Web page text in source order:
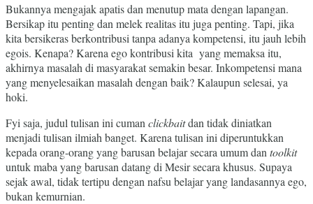
Bukannya mengajak apatis dan menutup mata dengan lapangan.
Bersikap itu penting dan melek realitas itu juga penting. Tapi, jika
kita bersikeras berkontribusi tanpa adanya kompetensi, itu jauh lebih
egois. Kenapa? Karena ego kontribusi kita yang memaksa itu,
akhirnya masalah di masyarakat semakin besar. Inkompetensi mana
yang menyelesaikan masalah dengan baik? Kalaupun selesai, ya
hoki.
Fyi saja, judul tulisan ini cuman clickbaitdan tidak diniatkan
menjadi tulisan ilmiah banget. Karena tulisan ini diperuntukkan
kepada orang-orang yang barusan belajar secara umum dan toolkit
untuk maba yang barusan datang di Mesir secara khusus. Supaya
sejak awal, tidak tertipu dengan nafsu belajar yang landasannya ego,
bukan kemurnian.